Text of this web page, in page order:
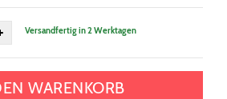
Versandfertig in 2 Werktagen
WARENKORB